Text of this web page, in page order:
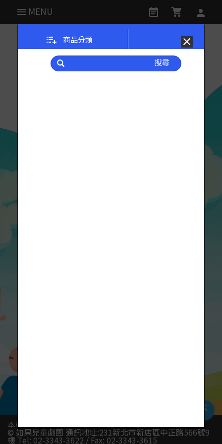
商品分類
搜尋
本站建議使用CHROME或是IE10.0以上版本瀏覽器
© 如果兒童劇團 通訊地址:231新北市新店區中正路566號9
樓 Tel: 02-3343-3622 / Fax: 02-3343-3615
MENU